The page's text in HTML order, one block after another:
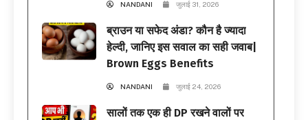
NANDANI जुलाई 31, 2026
ब्राउन या सफेद अंडा? कौन है ज्यादा
हेल्दी, जानिए इस सवाल का सही जवाब|
Brown Eggs Benefits
NANDANI जुलाई 24, 2026
सालों तक एक ही DP रखने वालों पर